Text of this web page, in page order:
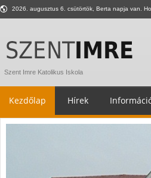
2026. augusztus 6. csütörtök, Berta napja van.
Szent Imre Katolikus Iskola
Kezdőlap Hírek